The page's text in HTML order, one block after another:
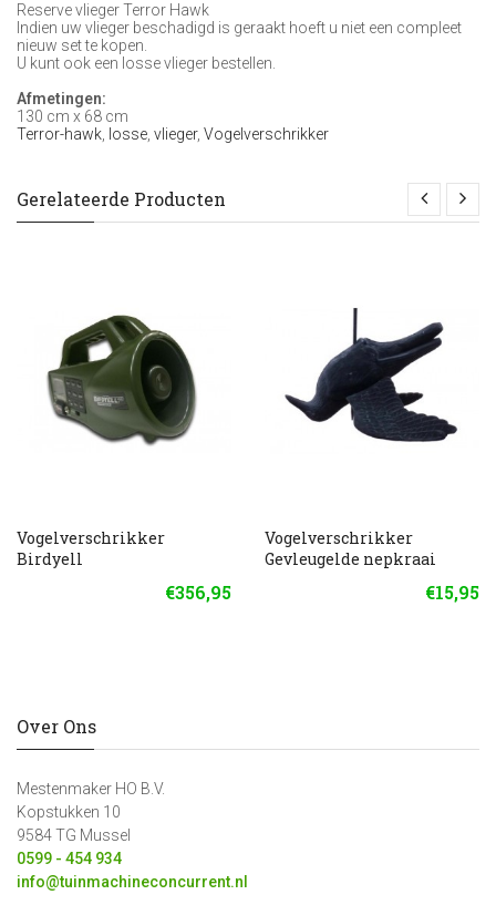
Reserve vlieger Terror Hawk
Indien uw vlieger beschadigd is geraakt hoeft u niet een compleet
nieuw set te kopen.
U kunt ook een losse vlieger bestellen.
Afmetingen:
130 cm x 68 cm
Terror-hawk
losse vlieger, Vogelverschrikker
Gerelateerde Producten
Vogelverschrikker
Birdyell
€356,95
Vogelverschrikker
Gevleugelde nepkraai
€15,95
Over Ons
Mestenmaker HO B.V.
Kopstukken 10
9584 TG Mussel
0599 - 454 934
info@tuinmachineconcurrent.nl